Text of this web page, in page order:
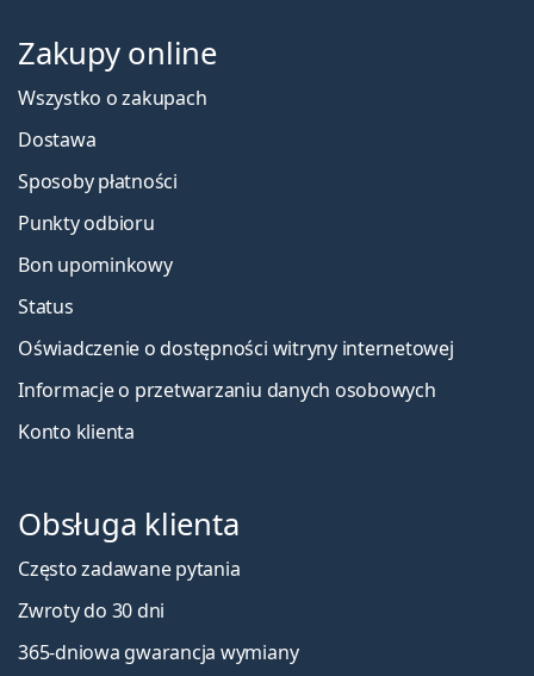
Zakupy online
Wszystko o zakupach
Dostawa
Sposoby płatności
Punkty odbioru
Bon upominkowy
Status
Oświadczenie o dostępności witryny internetowej
Informacje o przetwarzaniu danych osobowych
Konto klienta
Obsługa klienta
Często zadawane pytania
Zwroty do 30 dni
365-dniowa gwarancja wymiany